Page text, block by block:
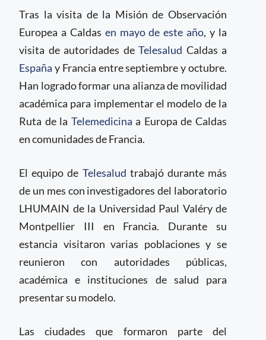
Tras la visita de la Misión de Observación
Europea a Caldas en mayo de este año, y la
visita de autoridades de Telesalud Caldas a
España y Francia entre septiembre y octubre.
Han logrado formar una alianza de movilidad
académica para implementar el modelo de la
Ruta de la Telemedicina a Europa de Caldas
en comunidades de Francia.
El equipo de Telesalud trabajó durante más
de un mes con investigadores del laboratorio
LHUMAIN de la Universidad Paul Valéry de
Montpellier III en Francia. Durante su
estancia visitaron varias poblaciones y se
reunieron con autoridades públicas,
académica e instituciones de salud para
presentar su modelo.
Las ciudades que formaron parte del